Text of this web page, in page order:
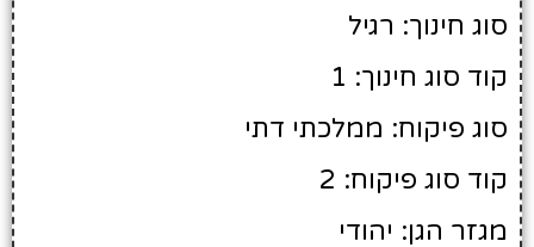
סוג חינוך: רגיל
קוד סוג חינוך: 1
סוג פיקוח: ממלכתי דתי
קוד סוג פיקוח: 2
מגזר הגן: יהודי